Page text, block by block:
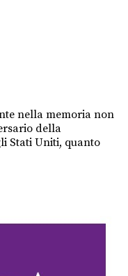
nella memoria non
della
Stati Uniti, quanto